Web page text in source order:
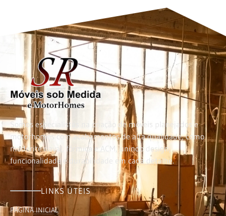
Somos especialistas na criação de móveis planejados e
motorhomes com acabamentos de alta qualidade, como
maderite naval, fórmica e ACM, unindo design,
funcionalidade e durabilidade em cada detalhe.
LINKS ÚTEIS
PÁGINA INICIAL